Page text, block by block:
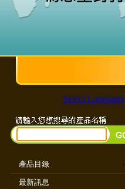
Select Language
產品目錄
最新訊息